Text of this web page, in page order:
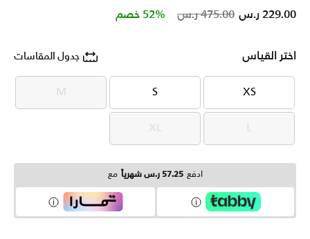
Price reduced from
475.00 ر.س to 229.00 ر.س 52% خصم
اختر القياس جدول المقاسات
XS
XS
S
S
M
M
L
L
XL
XL
ادفع 57.25 ر.س شهرياً مع